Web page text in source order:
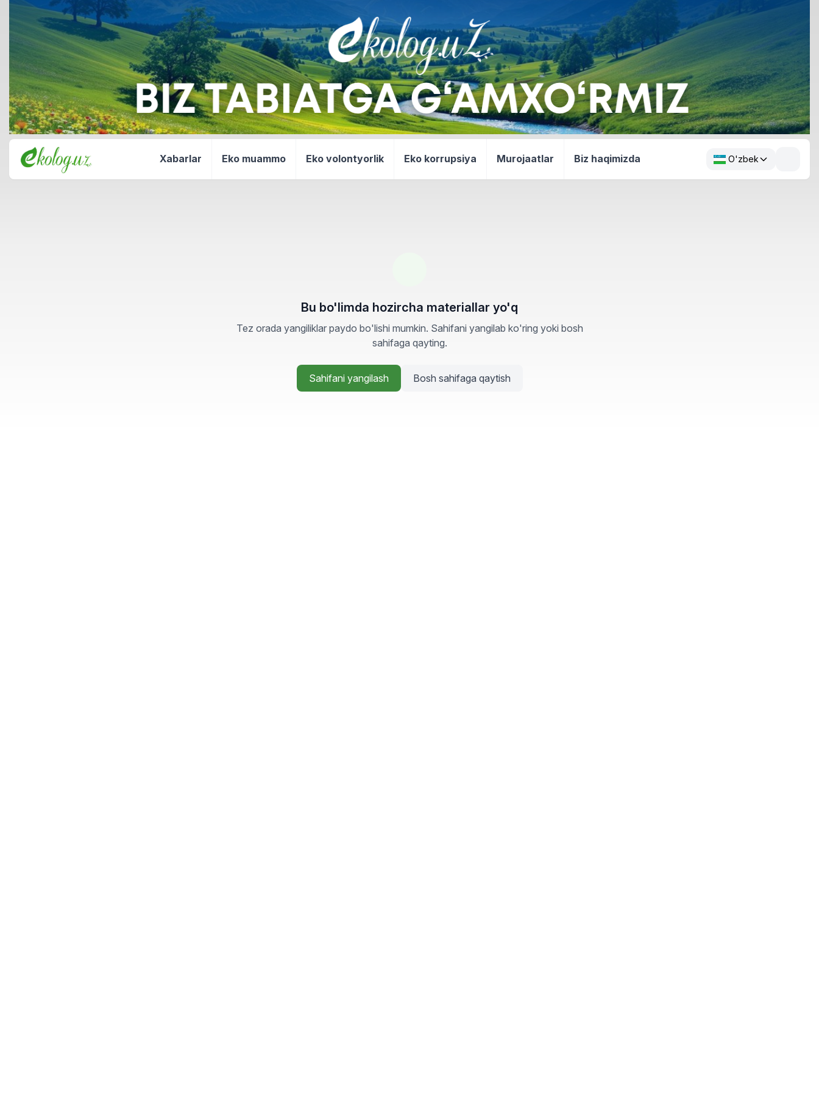
Xabarlar Eko muammo Eko volontyorlik Eko korrupsiya Murojaatlar Biz haqimizda O'zbek
Bu bo'limda hozircha materiallar yo'q
Tez orada yangiliklar paydo bo'lishi mumkin. Sahifani yangilab ko'ring yoki bosh
sahifaga qayting.
Sahifani yangilash Bosh sahifaga qaytish